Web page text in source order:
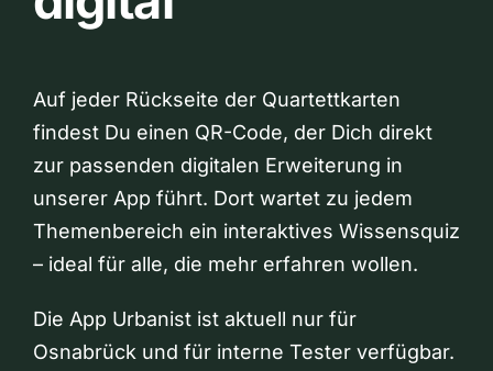
Auf jeder Rückseite der Quartettkarten
findest Du einen QR-Code, der Dich direkt
zur passenden digitalen Erweiterung in
unserer App führt. Dort wartet zu jedem
Themenbereich ein interaktives Wissensquiz
– ideal für alle, die mehr erfahren wollen.
Die App Urbanist ist aktuell nur für
Osnabrück und für interne Tester verfügbar.